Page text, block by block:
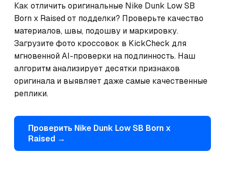
Как отличить оригинальные Nike Dunk Low SB
Born x Raised от подделки? Проверьте качество
материалов, швы, подошву и маркировку.
Загрузите фото кроссовок в KickCheck для
мгновенной AI-проверки на подлинность. Наш
алгоритм анализирует десятки признаков
оригинала и выявляет даже самые качественные
реплики.
Проверить Nike Dunk Low SB Born x
Raised →